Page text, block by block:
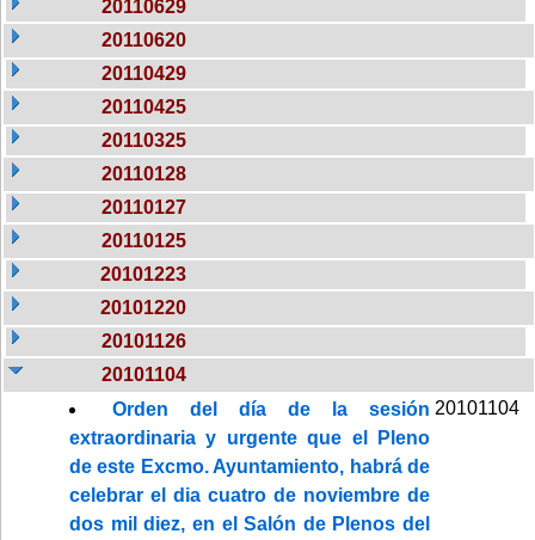
20110629
20110620
20110429
20110425
20110325
20110128
20110127
20110125
20101223
20101220
20101126
20101104
Orden del día de la sesión
extraordinaria y urgente que el Pleno
de este Excmo. Ayuntamiento, habrá de
celebrar el dia cuatro de noviembre de
dos mil diez, en el Salón de Plenos del
20101104